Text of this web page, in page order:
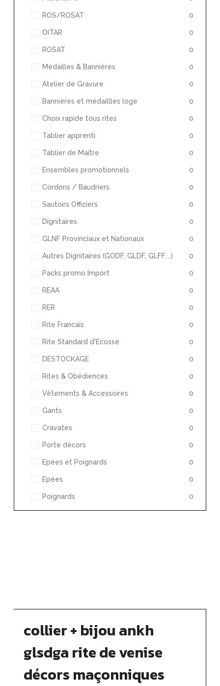
ROS/ROSAT 0
OITAR 0
ROSAT 0
Médailles & Bannières 0
Atelier de Gravure 0
Bannières et médaillles loge 0
Choix rapide tous rites 0
Tablier apprenti 0
Tablier de Maître 0
Ensembles promotionnels 0
Cordons / Baudriers 0
Sautoirs Officiers 0
Dignitaires 0
GLNF Provinciaux et Nationaux 0
Autres Dignitaires (GODF, GLDF, GLFF....) 0
Packs promo Import 0
REAA 0
RER 0
Rite Francais 0
Rite Standard d'Ecosse 0
DESTOCKAGE 0
Rites & Obédiences 0
Vêtements & Accessoires 0
Gants 0
Cravates 0
Porte décors 0
Epées et Poignards 0
Epées 0
Poignards 0
collier + bijou ankh
glsdga rite de venise
décors maçonniques